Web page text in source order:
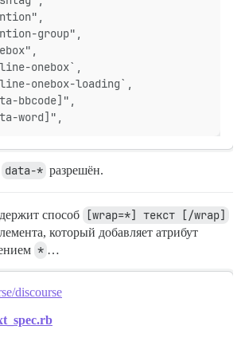
group",
onebox`,
onebox-loading`,
bbcode]",
word]",
data-* разрешён.
способ [wrap=*] текст [/wrap]
который добавляет атрибут
* …
discourse